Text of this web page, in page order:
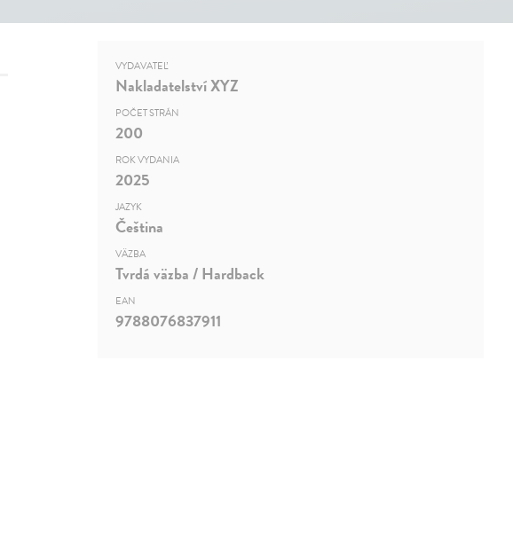
VYDAVATEĽ
Nakladatelství XYZ
POČET STRÁN
200
ROK VYDANIA
2025
JAZYK
Čeština
VÄZBA
Tvrdá väzba / Hardback
EAN
9788076837911